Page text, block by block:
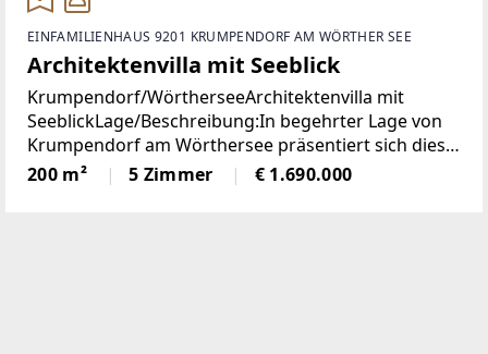
EINFAMILIENHAUS 9201 KRUMPENDORF AM WÖRTHER SEE
Architektenvilla mit Seeblick
Krumpendorf/WörtherseeArchitektenvilla mit
SeeblickLage/Beschreibung:In begehrter Lage von
Krumpendorf am Wörthersee präsentiert sich diese
herausragende Architekten-Villa als ein wahres
Refugium für Anspruchsvolle. Die im Jahr 2010
200 m² 5 Zimmer € 1.690.000